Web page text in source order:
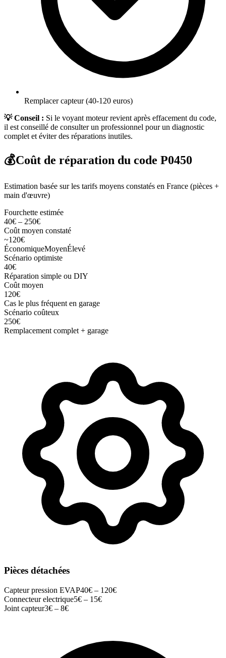
Remplacer capteur (40-120 euros)
💡 Conseil : Si le voyant moteur revient après effacement du code,
il est conseillé de consulter un professionnel pour un diagnostic
complet et éviter des réparations inutiles.
💰Coût de réparation du code P0450
Estimation basée sur les tarifs moyens constatés en France (pièces +
main d'œuvre)
Fourchette estimée
40€ – 250€
Coût moyen constaté
~120€
ÉconomiqueMoyenÉlevé
Scénario optimiste
40€
Réparation simple ou DIY
Coût moyen
120€
Cas le plus fréquent en garage
Scénario coûteux
250€
Remplacement complet + garage
Pièces détachées
Capteur pression EVAP40€ – 120€
Connecteur electrique5€ – 15€
Joint capteur3€ – 8€